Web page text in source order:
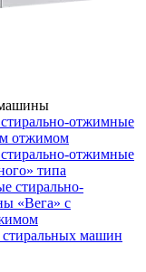
отжимные
отжимом
отжимные
типа
стирально-
«Вега» с
машин